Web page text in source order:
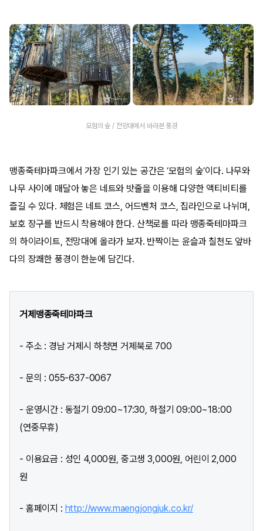
모험의 숲 / 전망대에서 바라본 풍경
맹종죽테마파크에서 가장 인기 있는 공간은 ‘모험의 숲’이다. 나무와
나무 사이에 매달아 놓은 네트와 밧줄을 이용해 다양한 액티비티를
즐길 수 있다. 체험은 네트 코스, 어드벤처 코스, 집라인으로 나뉘며,
보호 장구를 반드시 착용해야 한다. 산책로를 따라 맹종죽테마파크
의 하이라이트, 전망대에 올라가 보자. 반짝이는 윤슬과 칠천도 앞바
다의 장쾌한 풍경이 한눈에 담긴다.
거제맹종죽테마파크
- 주소 : 경남 거제시 하청면 거제북로 700
- 문의 : 055-637-0067
- 운영시간 : 동절기 09:00~17:30, 하절기 09:00~18:00
(연중무휴)
- 이용요금 : 성인 4,000원, 중고생 3,000원, 어린이 2,000
원
- 홈페이지 : http://www.maengjongjuk.co.kr/